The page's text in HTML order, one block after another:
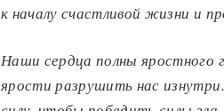
к началу счастливой жизни и
Наши сердца полны яростного
ярости разрушить нас изнутри.